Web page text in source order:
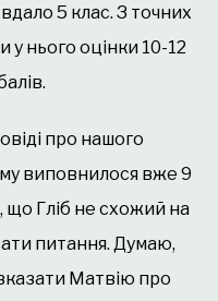
5 клас. З точних
у нього оцінки 10-12
про нашого
виповнилося вже 9
що Гліб не схожий на
питання. Думаю,
Матвію про